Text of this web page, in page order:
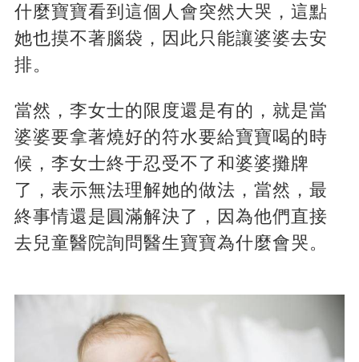
什麼寶寶看到這個人會突然大哭，這點
她也摸不著腦袋，因此只能讓婆婆去安
排。
當然，李女士的限度還是有的，就是當
婆婆要拿著燒好的符水要給寶寶喝的時
候，李女士終于忍受不了和婆婆攤牌
了，表示無法理解她的做法，當然，最
終事情還是圓滿解決了，因為他們直接
去兒童醫院詢問醫生寶寶為什麼會哭。